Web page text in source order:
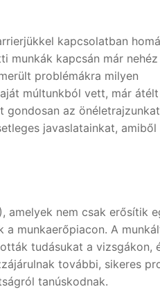
kapcsolatban
munkák kapcsán már
problémákra milyen
múltunkból vett, már
az
javaslatainkat, amiből
amelyek nem csak erősítik
a munkaerőpiacon. A
tudásukat a vizsgákon,
további, sikeres
tanúskodnak.